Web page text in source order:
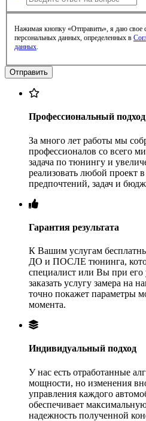
Нажимая кнопку «Отправить», я даю свое
персональных данных, определенных в
данных.
Профессиональный подход
За много лет работы мы
профессионалов со всего
задача по тюнингу и
реализовать любой проект
предпочтений, задач и
Гарантия результата
К Вашим услугам
ДО и ПОСЛЕ тюнинга,
специалист или Вы при
заказать услугу замера на
точно покажет параметры
момента.
Индивидуальный подход
У нас есть отработанные
мощности, но изменения
управления каждого
обеспечивает
надежность полученной